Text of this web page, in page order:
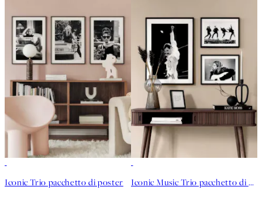
Iconic Trio pacchetto di poster Iconic Music Trio pacchetto di poster